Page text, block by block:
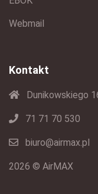
Webmail
Kontakt
Dunikowskiego
71 71 70 530
biuro@airmax.pl
2026 © AirMAX